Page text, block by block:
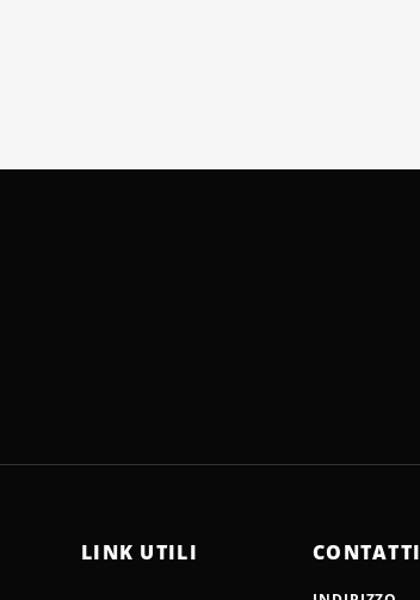
LINK UTILI CONTATTI